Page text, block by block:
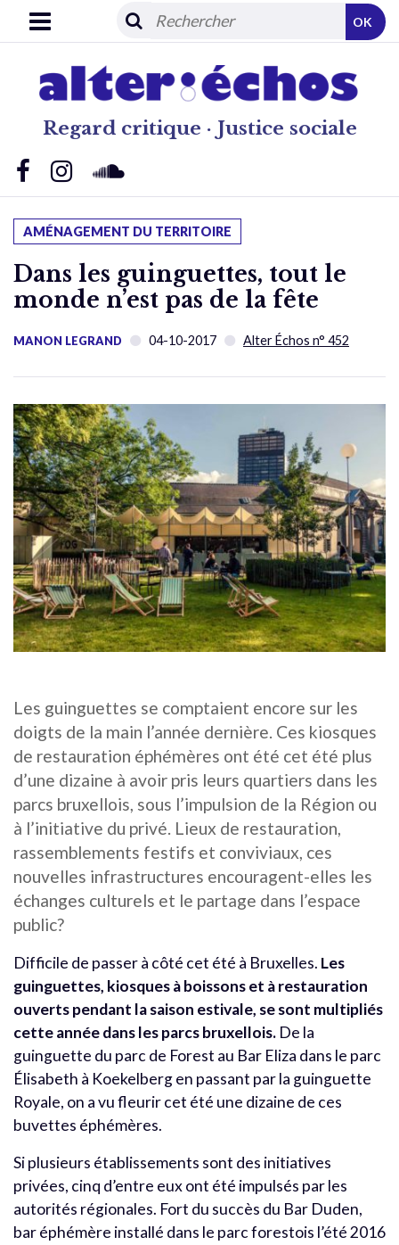
Regard critique · Justice sociale
OK
AMÉNAGEMENT DU TERRITOIRE
Dans les guinguettes, tout le
monde n’est pas de la fête
MANON LEGRAND 04-10-2017 Alter Échos n° 452
Les guinguettes se comptaient encore sur les
doigts de la main l’année dernière. Ces kiosques
de restauration éphémères ont été cet été plus
d’une dizaine à avoir pris leurs quartiers dans les
parcs bruxellois, sous l’impulsion de la Région ou
à l’initiative du privé. Lieux de restauration,
rassemblements festifs et conviviaux, ces
nouvelles infrastructures encouragent-elles les
échanges culturels et le partage dans l’espace
public?
Difficile de passer à côté cet été à Bruxelles. Les
guinguettes, kiosques à boissons et à restauration
ouverts pendant la saison estivale, se sont multipliés
cette année dans les parcs bruxellois. De la
guinguette du parc de Forest au Bar Eliza dans le parc
Élisabeth à Koekelberg en passant par la guinguette
Royale, on a vu fleurir cet été une dizaine de ces
buvettes éphémères.
Si plusieurs établissements sont des initiatives
privées, cinq d’entre eux ont été impulsés par les
autorités régionales. Fort du succès du Bar Duden,
bar éphémère installé dans le parc forestois l’été 2016